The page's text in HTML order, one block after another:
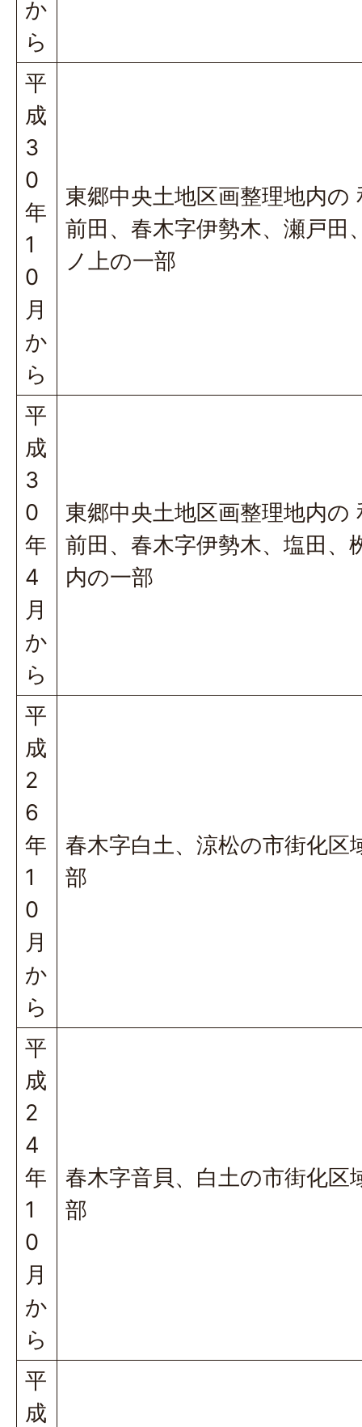
か
ら
平
成
3
0
年
1
0
月
か
ら
東郷中央土地区画整理地内の
前田、春木字伊勢木、瀬戸田
ノ上の一部
平
成
3
0
年
4
月
か
ら
東郷中央土地区画整理地内の
前田、春木字伊勢木、塩田、
内の一部
平
成
2
6
年
1
0
月
か
ら
春木字白土、涼松の市街化区
部
平
成
2
4
年
1
0
月
か
ら
春木字音貝、白土の市街化区
部
平
成